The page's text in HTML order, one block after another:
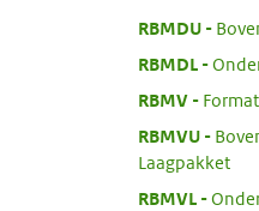
RBMDU:
RBMDL
RBMV:
RBMVU:
Laagpakket
RBMVL